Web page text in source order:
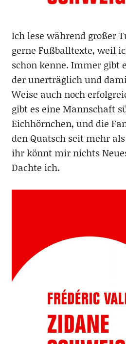
Ich lese während großer
gerne Fußballtexte, weil
schon kenne. Immer gibt
der unerträglich und
Weise auch noch
gibt es eine Mannschaft
Eichhörnchen, und die
den Quatsch seit mehr
ihr könnt mir nichts
Dachte ich.